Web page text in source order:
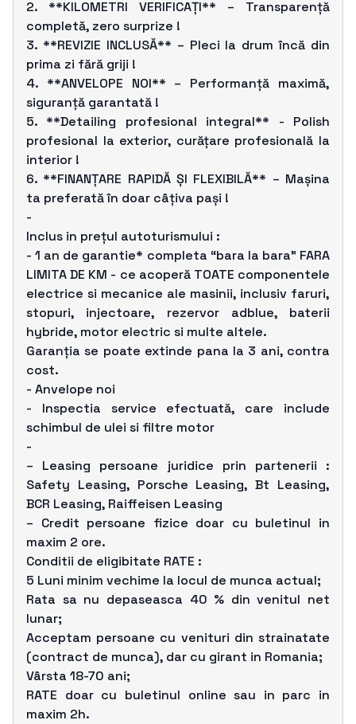
2. **KILOMETRI VERIFICAȚI** – Transparență
completă, zero surprize !
3. **REVIZIE INCLUSĂ** – Pleci la drum încă din
prima zi fără griji !
4. **ANVELOPE NOI** – Performanță maximă,
siguranță garantată !
5. **Detailing profesional integral** - Polish
profesional la exterior, curățare profesională la
interior !
6. **FINANȚARE RAPIDĂ ȘI FLEXIBILĂ** – Mașina
ta preferată în doar câțiva pași !
-
Inclus in prețul autoturismului :
- 1 an de garantie* completa “bara la bara” FARA
LIMITA DE KM - ce acoperă TOATE componentele
electrice si mecanice ale masinii, inclusiv faruri,
stopuri, injectoare, rezervor adblue, baterii
hybride, motor electric si multe altele.
Garanția se poate extinde pana la 3 ani, contra
cost.
- Anvelope noi
- Inspectia service efectuată, care include
schimbul de ulei si filtre motor
-
– Leasing persoane juridice prin partenerii :
Safety Leasing, Porsche Leasing, Bt Leasing,
BCR Leasing, Raiffeisen Leasing
– Credit persoane fizice doar cu buletinul in
maxim 2 ore.
Conditii de eligibitate RATE :
5 Luni minim vechime la locul de munca actual;
Rata sa nu depaseasca 40 % din venitul net
lunar;
Acceptam persoane cu venituri din strainatate
(contract de munca), dar cu girant in Romania;
Vârsta 18-70 ani;
RATE doar cu buletinul online sau in parc in
maxim 2h.